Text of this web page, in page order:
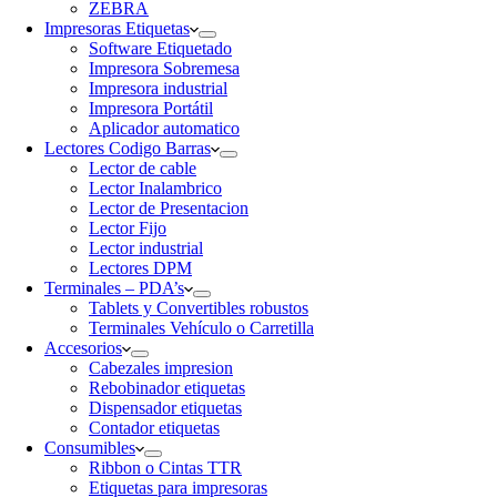
ZEBRA
Impresoras Etiquetas
Software Etiquetado
Impresora Sobremesa
Impresora industrial
Impresora Portátil
Aplicador automatico
Lectores Codigo Barras
Lector de cable
Lector Inalambrico
Lector de Presentacion
Lector Fijo
Lector industrial
Lectores DPM
Terminales – PDA’s
Tablets y Convertibles robustos
Terminales Vehículo o Carretilla
Accesorios
Cabezales impresion
Rebobinador etiquetas
Dispensador etiquetas
Contador etiquetas
Consumibles
Ribbon o Cintas TTR
Etiquetas para impresoras